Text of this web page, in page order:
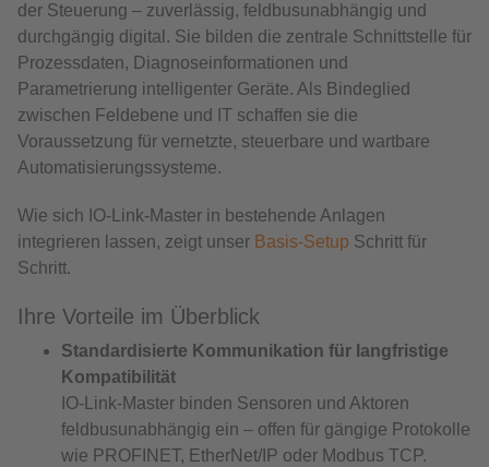
der Steuerung – zuverlässig, feldbusunabhängig und
durchgängig digital. Sie bilden die zentrale Schnittstelle für
Prozessdaten, Diagnoseinformationen und
Parametrierung intelligenter Geräte. Als Bindeglied
zwischen Feldebene und IT schaffen sie die
Voraussetzung für vernetzte, steuerbare und wartbare
Automatisierungssysteme.
Wie sich IO-Link-Master in bestehende Anlagen
integrieren lassen, zeigt unser Basis-Setup Schritt für
Schritt.
Ihre Vorteile im Überblick
Standardisierte Kommunikation für langfristige
Kompatibilität
IO-Link-Master binden Sensoren und Aktoren
feldbusunabhängig ein – offen für gängige Protokolle
wie PROFINET, EtherNet/IP oder Modbus TCP.